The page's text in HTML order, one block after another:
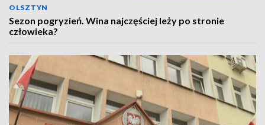
OLSZTYN
Sezon pogryzień. Wina najczęściej leży po stronie
człowieka?